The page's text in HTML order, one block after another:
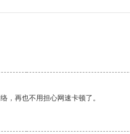
，再也不用担心网速卡顿了。